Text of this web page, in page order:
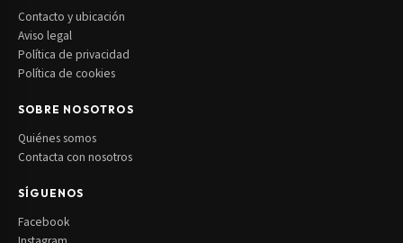
Contacto y ubicación
Aviso legal
Política de privacidad
Política de cookies
SOBRE NOSOTROS
Quiénes somos
Contacta con nosotros
SÍGUENOS
Facebook